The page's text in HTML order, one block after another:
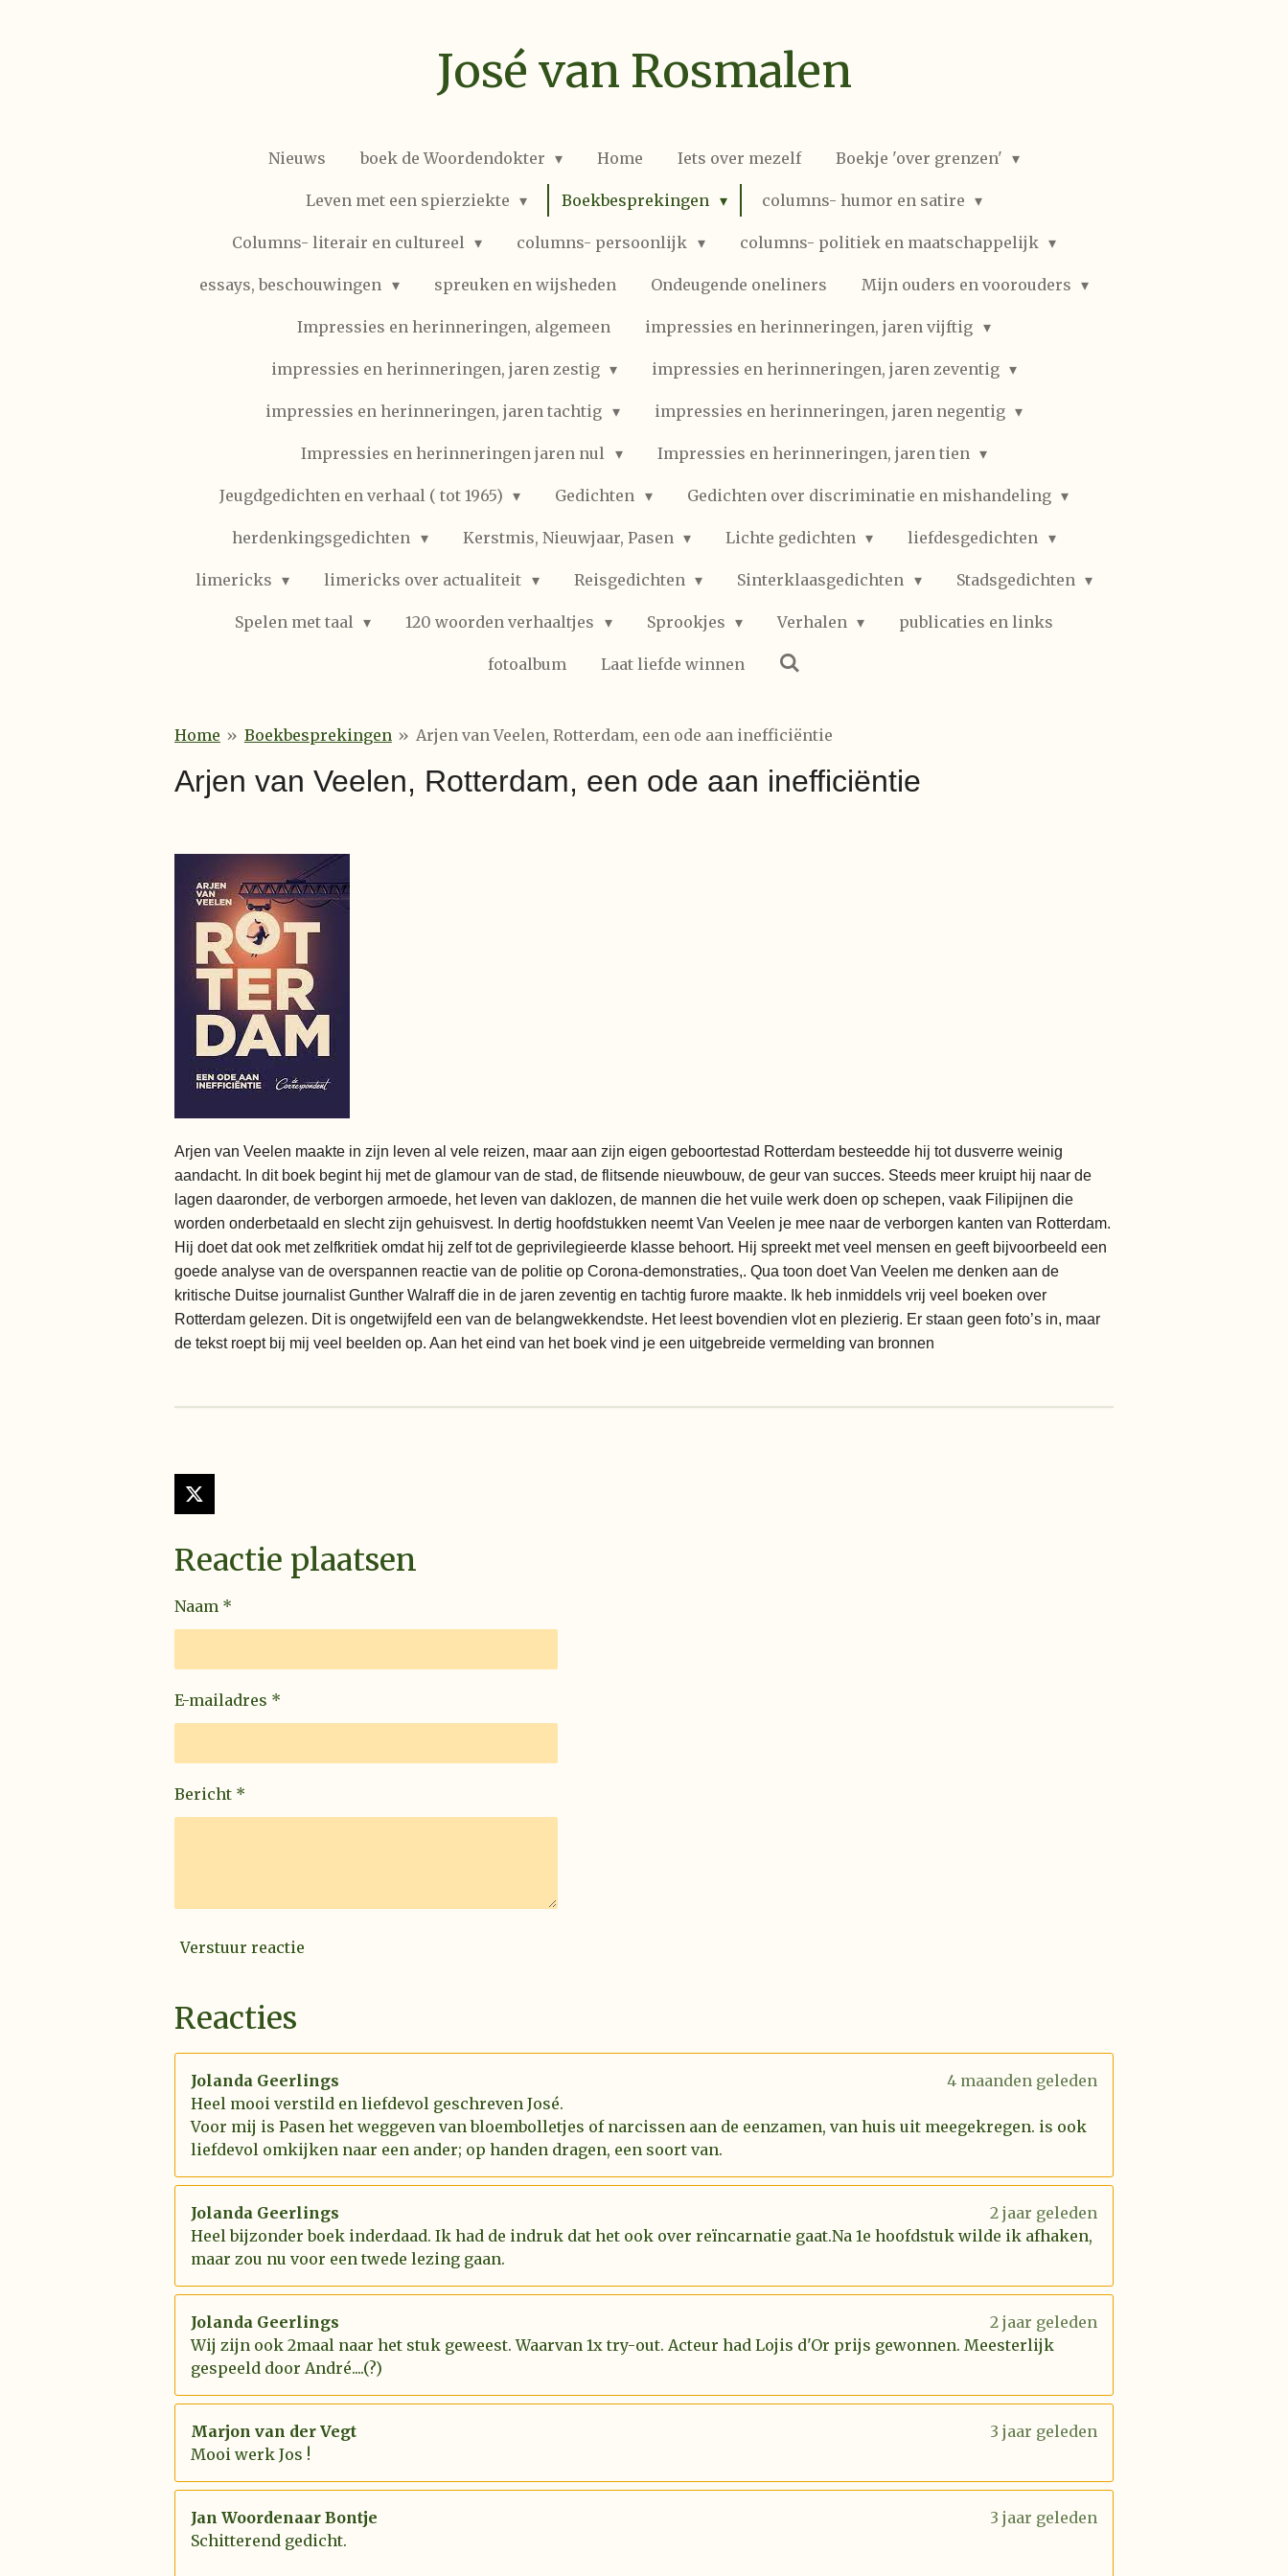
José van Rosmalen
Nieuws boek de Woordendokter Home Iets over mezelf Boekje 'over grenzen'
Leven met een spierziekte Boekbesprekingen columns- humor en satire
Columns- literair en cultureel columns- persoonlijk columns- politiek en maatschappelijk
essays, beschouwingen spreuken en wijsheden Ondeugende oneliners Mijn ouders en voorouders
Impressies en herinneringen, algemeen impressies en herinneringen, jaren vijftig
impressies en herinneringen, jaren zestig impressies en herinneringen, jaren zeventig
impressies en herinneringen, jaren tachtig impressies en herinneringen, jaren negentig
Impressies en herinneringen jaren nul Impressies en herinneringen, jaren tien
Jeugdgedichten en verhaal ( tot 1965) Gedichten Gedichten over discriminatie en mishandeling
herdenkingsgedichten Kerstmis, Nieuwjaar, Pasen Lichte gedichten liefdesgedichten
limericks limericks over actualiteit Reisgedichten Sinterklaasgedichten Stadsgedichten
Spelen met taal 120 woorden verhaaltjes Sprookjes Verhalen publicaties en links
fotoalbum Laat liefde winnen
Home » Boekbesprekingen » Arjen van Veelen, Rotterdam, een ode aan inefficiëntie
Arjen van Veelen, Rotterdam, een ode aan inefficiëntie
Arjen van Veelen maakte in zijn leven al vele reizen, maar aan zijn eigen geboortestad Rotterdam besteedde hij tot dusverre weinig
aandacht. In dit boek begint hij met de glamour van de stad, de flitsende nieuwbouw, de geur van succes. Steeds meer kruipt hij naar de
lagen daaronder, de verborgen armoede, het leven van daklozen, de mannen die het vuile werk doen op schepen, vaak Filipijnen die
worden onderbetaald en slecht zijn gehuisvest. In dertig hoofdstukken neemt Van Veelen je mee naar de verborgen kanten van Rotterdam.
Hij doet dat ook met zelfkritiek omdat hij zelf tot de geprivilegieerde klasse behoort. Hij spreekt met veel mensen en geeft bijvoorbeeld een
goede analyse van de overspannen reactie van de politie op Corona-demonstraties,. Qua toon doet Van Veelen me denken aan de
kritische Duitse journalist Gunther Walraff die in de jaren zeventig en tachtig furore maakte. Ik heb inmiddels vrij veel boeken over
Rotterdam gelezen. Dit is ongetwijfeld een van de belangwekkendste. Het leest bovendien vlot en plezierig. Er staan geen foto’s in, maar
de tekst roept bij mij veel beelden op. Aan het eind van het boek vind je een uitgebreide vermelding van bronnen
X
Reactie plaatsen
Naam *
E-mailadres *
Bericht *
Verstuur reactie
Reacties
Jolanda Geerlings
4 maanden geleden
Heel mooi verstild en liefdevol geschreven José.
Voor mij is Pasen het weggeven van bloembolletjes of narcissen aan de eenzamen, van huis uit meegekregen. is ook
liefdevol omkijken naar een ander; op handen dragen, een soort van.
Jolanda Geerlings
2 jaar geleden
Heel bijzonder boek inderdaad. Ik had de indruk dat het ook over reïncarnatie gaat.Na 1e hoofdstuk wilde ik afhaken,
maar zou nu voor een twede lezing gaan.
Jolanda Geerlings
2 jaar geleden
Wij zijn ook 2maal naar het stuk geweest. Waarvan 1x try-out. Acteur had Lojis d'Or prijs gewonnen. Meesterlijk
gespeeld door André....(?)
Marjon van der Vegt
3 jaar geleden
Mooi werk Jos !
Jan Woordenaar Bontje
3 jaar geleden
Schitterend gedicht.